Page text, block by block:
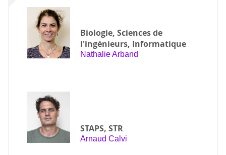
Biologie, Sciences de
l'ingénieurs, Informatique
Nathalie Arband
STAPS, STR
Arnaud Calvi